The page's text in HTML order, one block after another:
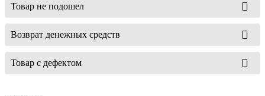
Товар не подошел
Возврат денежных средств
Товар с дефектом